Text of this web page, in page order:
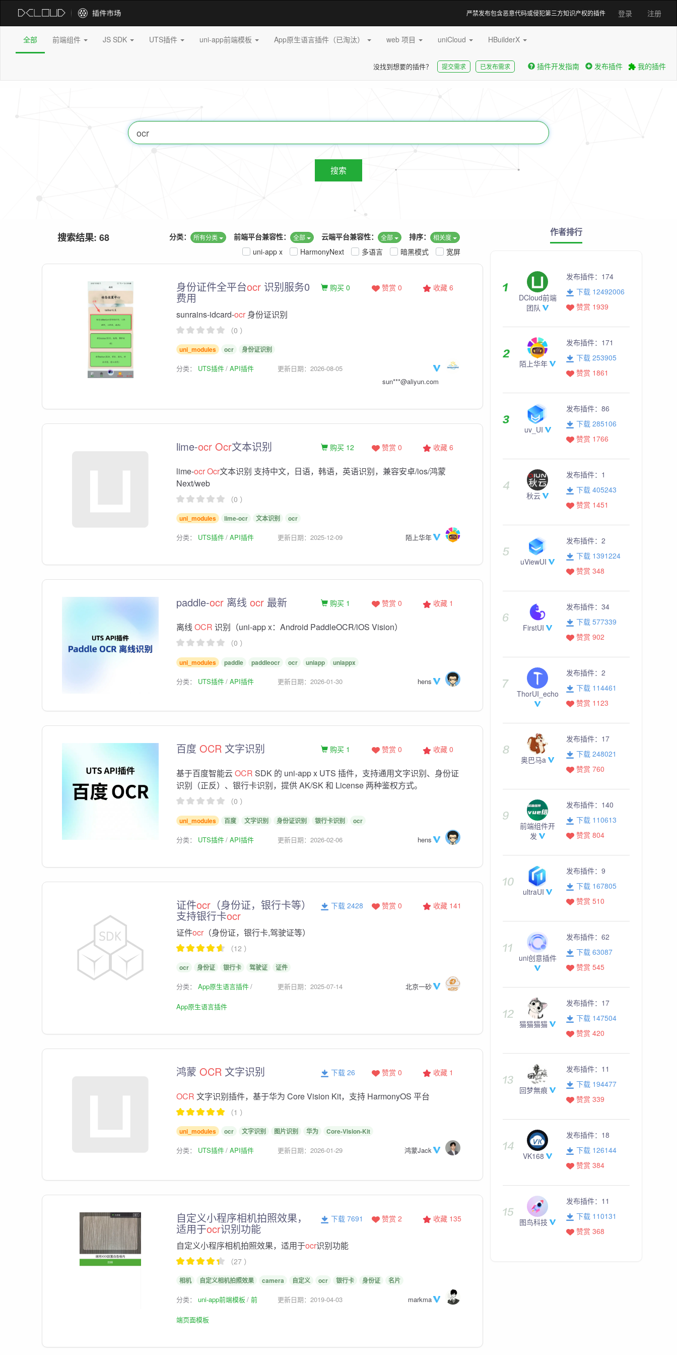
登录 注册
严禁发布包含恶意代码或侵犯第三方知识产权的插件
全部 前端组件 JS SDK UTS插件 uni-app前端模板 App原生语言插件（已淘汰） web 项目 uniCloud HBuilderX
没找到想要的插件？ 提交需求 已发布需求 插件开发指南 发布插件 我的插件
搜索
搜索结果: 68 排序： 相关度
云端平台兼容性： 全部
前端平台兼容性： 全部
分类： 所有分类
宽屏
暗黑模式
多语言
HarmonyNext
uni-app x
身份证件全平台ocr识别服务0
费用
收藏 6
赞赏 0
购买 0
sunrains-idcard-ocr身份证识别
（0 ）
uni_modules ocr 身份证识别
分类： UTS插件 API插件
更新日期：2026-08-05
sun***@aliyun.com
lime-ocr Ocr文本识别 收藏 6
赞赏 0
购买 12
lime-ocrOcr文本识别 支持中文，日语，韩语，英语识别，兼容安卓/ios/鸿蒙
Next/web
（0 ）
uni_modules lime-ocr 文本识别 ocr
分类： UTS插件 API插件 更新日期：2025-12-09 陌上华年
paddle-ocr离线 ocr最新 收藏 1
赞赏 0
购买 1
离线OCR 识别（uni-app x：Android PaddleOCR/iOS Vision）
（0 ）
uni_modules paddle paddleocr ocr uniapp uniappx
分类： UTS插件 API插件 更新日期：2026-01-30 hens
百度 OCR文字识别 收藏 0
赞赏 0
购买 1
基于百度智能云 OCR SDK 的 uni-app x UTS 插件，支持通用文字识别、身份证
识别（正反）、银行卡识别，提供 AK/SK 和 License 两种鉴权方式。
（0 ）
uni_modules 百度 文字识别 身份证识别 银行卡识别 ocr
分类： UTS插件 API插件 更新日期：2026-02-06 hens
证件ocr（身份证，银行卡等）
支持银行卡ocr
收藏 141
赞赏 0
下载 2428
证件ocr（身份证，银行卡,驾驶证等）
（12 ）
ocr 身份证 银行卡 驾驶证 证件
分类： App原生语言插件
App原生语言插件
更新日期：2025-07-14 北京一砂
鸿蒙 OCR文字识别 收藏 1
赞赏 0
下载 26
OCR 文字识别插件，基于华为 Core Vision Kit，支持 HarmonyOS 平台
（1 ）
uni_modules ocr 文字识别 图片识别 华为 Core-Vision-Kit
分类： UTS插件 API插件 更新日期：2026-01-29 鸿蒙Jack
自定义小程序相机拍照效果，
适用于ocr识别功能
收藏 135
赞赏 2
下载 7691
自定义小程序相机拍照效果，适用于ocr识别功能
（27 ）
相机 自定义相机拍照效果 camera 自定义 ocr 银行卡 身份证 名片
分类： uni-app前端模板 前
端页面模板
更新日期：2019-04-03 markma
作者排行
DCloud前端
团队
发布插件： 174
下载 12492006
赞赏 1939
陌上华年
发布插件： 171
下载 253905
赞赏 1861
uv_UI
发布插件： 86
下载 285106
赞赏 1766
秋云
发布插件： 1
下载 405243
赞赏 1451
uViewUI
发布插件： 2
下载 1391224
赞赏 348
FirstUI
发布插件： 34
下载 577339
赞赏 902
ThorUI_echo
发布插件： 2
下载 114461
赞赏 1123
奥巴马a
发布插件： 17
下载 248021
赞赏 760
前端组件开
发
发布插件： 140
下载 110613
赞赏 804
ultraUI
发布插件： 9
下载 167805
赞赏 510
uni创意插件
发布插件： 62
下载 63087
赞赏 545
猫猫猫猫
发布插件： 17
下载 147504
赞赏 420
回梦無痕
发布插件： 11
下载 194477
赞赏 339
VK168
发布插件： 18
下载 126144
赞赏 384
图鸟科技
发布插件： 11
下载 110131
赞赏 368